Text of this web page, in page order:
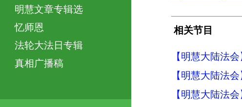
明慧文章专辑选
忆师恩
法轮大法日专辑
真相广播稿
相关节目
【明慧大陆法
【明慧大陆法
【明慧大陆法